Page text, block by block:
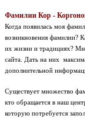
Фамилии Кор -
Когда появилась моя
возникновения фамилии?
их жизни и традициях?
сайта. Дать на них
дополнительной
Существует множество
кто обращается в наш
которую потребуется